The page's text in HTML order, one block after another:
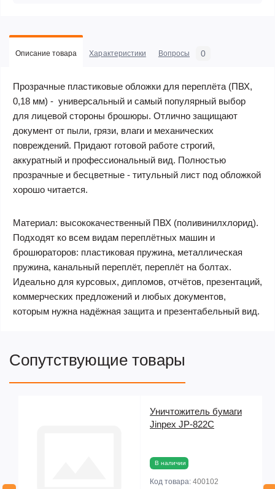
Описание товара Характеристики Вопросы 0
Прозрачные пластиковые обложки для переплёта (ПВХ,
0,18 мм) - универсальный и самый популярный выбор
для лицевой стороны брошюры. Отлично защищают
документ от пыли, грязи, влаги и механических
повреждений. Придают готовой работе строгий,
аккуратный и профессиональный вид. Полностью
прозрачные и бесцветные - титульный лист под обложкой
хорошо читается.
Материал: высококачественный ПВХ (поливинилхлорид).
Подходят ко всем видам переплётных машин и
брошюраторов: пластиковая пружина, металлическая
пружина, канальный переплёт, переплёт на болтах.
Идеально для курсовых, дипломов, отчётов, презентаций,
коммерческих предложений и любых документов,
которым нужна надёжная защита и презентабельный вид.
Сопутствующие товары
Уничтожитель бумаги
Jinpex JP-822C
В наличии
Код товара: 400102